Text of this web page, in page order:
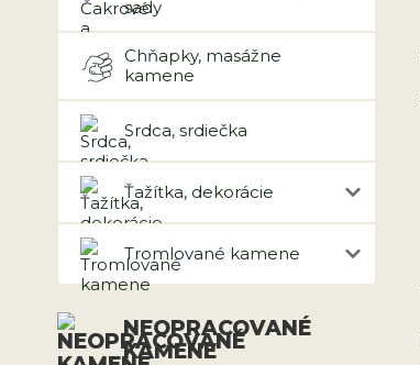
sady
Chňapky, masážne
kamene
Srdca, srdiečka
Ťažítka, dekorácie
Tromlované kamene
NEOPRACOVANÉ
KAMENE